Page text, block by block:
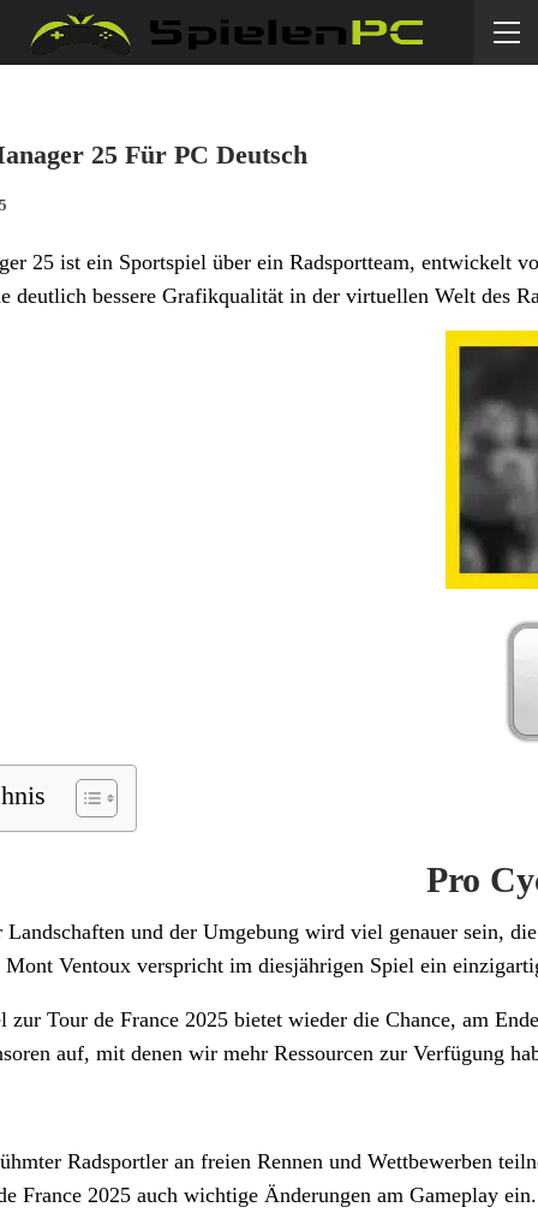
25 Für PC Deutsch
25 ist ein Sportspiel über ein Radsportteam, entwickelt
deutlich bessere Grafikqualität in der virtuellen Welt des
Pro
Landschaften und der Umgebung wird viel genauer sein,
Mont Ventoux verspricht im diesjährigen Spiel ein
Tour de France 2025 bietet wieder die Chance, am
auf, mit denen wir mehr Ressourcen zur Verfügung
Radsportler an freien Rennen und Wettbewerben
France 2025 auch wichtige Änderungen am Gameplay ein.